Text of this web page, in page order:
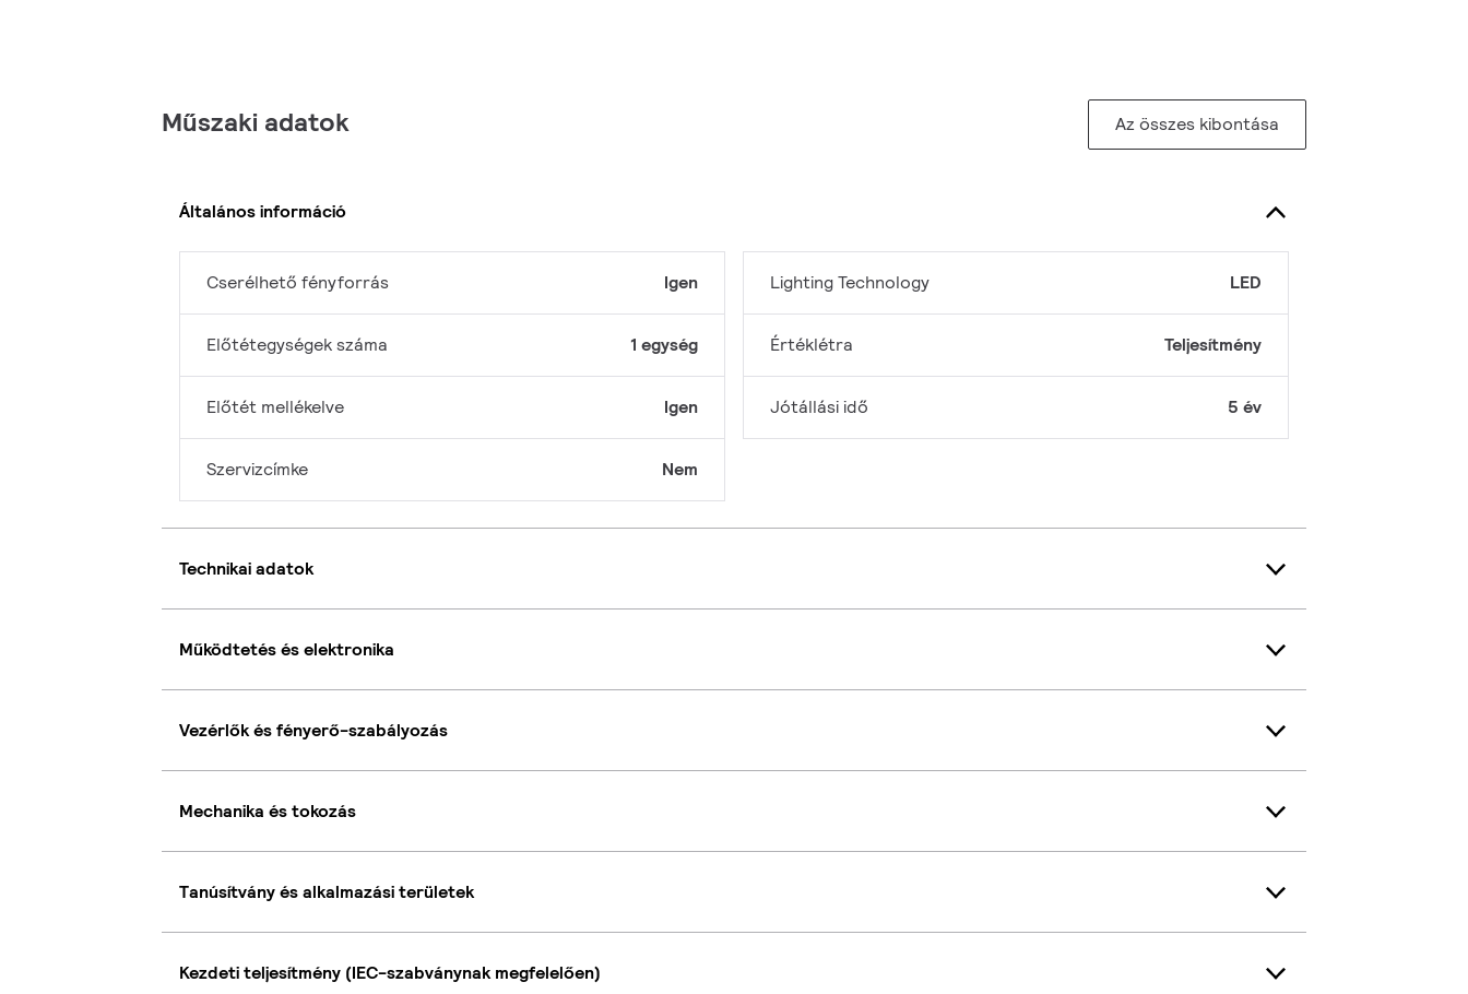
Műszaki adatok Az összes kibontása
Általános információ
Cserélhető fényforrás Igen
Előtétegységek száma 1 egység
Előtét mellékelve Igen
Szervizcímke Nem
Lighting Technology LED
Értéklétra Teljesítmény
Jótállási idő 5 év
Technikai adatok
Működtetés és elektronika
Vezérlők és fényerő-szabályozás
Mechanika és tokozás
Tanúsítvány és alkalmazási területek
Kezdeti teljesítmény (IEC-szabványnak megfelelően)